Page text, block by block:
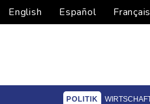
English Español Français
POLITIK